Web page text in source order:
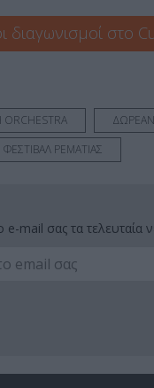
διαγωνισμοί στο
ΦΕΣΤΙΒΑΛ ΡΕΜΑΤΙΑΣ
mail σας τα τελευταία